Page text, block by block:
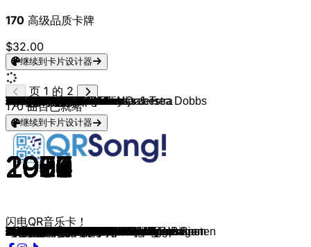
170 高级品质卡牌
$32.00
继续到卡片设计器
Agena"s
1970
Kleine Signorina
Hans Arno Simon & His Orchestra
1967
Ohio Express
Henk Wijngaard
1991
Ik Moet Nog Wat Jaren Mee
Tarzan
1981
De minirok
De Paladijns
1982
Jouw Liefste Wens
Henk Wijngaard
1981
Ik Heb 'n Truck als M'n Woning
Henk Wijngaard
1978
Met De Vlam In De Pijp
Cusco
1981
Alcatraz
Wilma
1971
Als Je Verliefd Op Een Jongen Bent
The Dutch Boys
1983
Heb Jij Mien Zwien Ook Zien
Zangeres Zonder Naam
1969
Mexico
The Famous Dutch Guys
2021
Zevendronk TVDM
Jannes
2002
Eleonora
Arne Jansen
1992
Zeg 'ns Meisje
De Four Tak
1970
Ik Heb 'n Hart Zo Groot Als 'n Klerenkast
Bianca
1984
Rocking Met M`n Walkman
Lola
1968
Het Was Lente In September
Dorus
1957
Twee Motten
Anita Berends
1978
765348
The Dutch Boys
1983
Amerika En Olde Pekela
Don Mercedes
1976
Rocky
The Dutch Boys
1991
Stappen In Olde Pekela
Danny Panadero
2018
Danny's Autopaleis
Lizzy
1983
Speel niet met m'n voeten
Bata Illic
1972
Michaela
Nico Haak & De Paniekzaaiers
1974
Honkie-Tonkie Pianissie
De Paladijns
1994
Bouw Geen Luchtkastelen
Ben Lansink
1973
Lydia
B.B. Band
1981
Stille Willie
Rinus Okken
1986
Voor de liefde een 10
Henk Wijngaard
1990
Hey Suzie
Arne Jansen
1972
Meisjes Met Rode Haren
Henk Wijngaard
1993
Beun De Beunhaas
Frank Van Etten
2002
Leef Als Een Zigeuner
Rene Schuurmans
2007
Laat De Zon In Je Hart
Dirk Meeldijk
2007
Vier Zomers Lang
De Marlets
1986
Ik heb 'n tic van ellentrik
Stef Ekkel
2006
De Woonboot
Gerard Schoonebeek
1980
De lafaard van de stad
Het Radi Ensemble
1980
Meisjes In Bikini
Wuko"s
1979
De IJsbeer
De Marlets
1983
Ali-Baba
Jose
2003
Ik heb je niet de hemel beloofd
Rob Ronalds
2010
Meisjes Van De Nacht
De Stemmingmakers
2008
Piraten uit het Noorden
Siska and The Nightbirds
1977
Als 'n Rode Klaproos
Frank Van Etten
2021
Huisje Op Wielen
Corry Konings
1976
Ik Krijg 'N Heel Apart Gevoel Van Binnen
De Evening Stars
1975
Onze Poes En Buurmans Kater
Wimmie Bouma
2013
De ring die jij draagt
John West
2012
Jouw Blik
De Esperando's
2016
Fabulous tune
De Four Tak
1970
Onze Poes En Buurmans Kater
Ellis
1982
Geef Mij Eens Antwoord Op Mijn Vragen
The Starfighters
2008
Niemand Anders
Henk Wijngaard
1991
Als een wals
Lucas & Gea
2001
Ik Zal Dansen Op Je Bruiloft
Nico Haak
1985
Uw Laatste Jas, Meneer
Het IJssel Duo
2007
Drommelse jongen
Koos Alberts
1988
In M'n Eentje In Een Tweepersoons
Dick Van Altena
1985
Dom Diedelie Dom
Bobbejaan Schoepen
1966
Als het vriest in Madagascar
Het Cocktail Trio
1965
Het vlooiencircus
Het Cocktail Trio
1961
Kangoeroe Eiland
Theo & Marjan
2010
Marjan, Wat Heb Je Gedaan?
Ria Valk
1963
Nachtexpres Naar Saint Tropez
Plastic Bertrand
1977
Ca plane pour moi
Aline
1985
Als Je Nu Echt De Waarheid Zegt
Willeke Alberti
1963
Als Ik Je Fluiten Hoor
Various Artists
1982
Dick & Lollipop- Ik heb m'n lolly op
The Rapsodie's
1984
Carolien
Combo Wil de Bras
1983
Was het die nacht ?
The Fouryo's, Rob De Nijs & Trea Dobbs
1964
Hé Rob, Hé Trea
Henk Wijngaard
1978
Nachtrijders
Oompie Koerier
1994
Jambalay, de bek vol vlaai
Koos Alberts
1989
Zijn Het Je Ogen
The Rambo's
2010
Jij Wil Vrij Zijn
Henk Wijngaard
2004
Meissie , meissie
De Evening Stars
1976
Oh Wat 'n Mooie Tijd
Theo & Marjan
1972
Hela, Kom Met Me Mee Ja!
The Switch Combo
1975
Meisjes die fluiten
Broertjes van Buuten
1957
Lieve Frans, Ik Schrijf Je Hier
Paul Severs
1991
Zeg Eens Meisje
Anita en the Rapsodies
1983
Die kleine Merel
Benny Neyman
1981
Vrijgezel
Wilmari"s
1976
Goudblond Haar En Blauwe Ogen
Marc & Dave
1977
Ze Was Zo Mooi
Trio de Rog
1973
Geef Me 'N Kus
Tommy en de Javelin
1997
Oude liefde roest niet
Corry Konings
1976
Ik Krijg Een Heel Apart Gevoel Van Binnen
A La Carte
1999
In the Summer Sun of Greece
Theo en z'n Troubadours
1971
Als 'N Lading Dynamiet
Apollo Trio
1989
Op een tropisch eiland
Drukwerk
1981
Je Loog Tegen Mij
Rob De Nijs
1973
Malle Babbe
Ellen and Moodmakers
1982
Klavertje Van Vier
Anita van de Rapsodies
1983
Die Kleine Merel
The Shorts
1983
Comment ça va
ABSOLUT TIROL
1905
Rosi Polka
George Baker Selection
1975
Una Paloma Blanca
页 1 的 2
170曲目已就绪
继续到卡片设计器
闪电QR音乐卡！